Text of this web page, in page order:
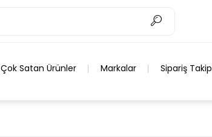
Çok Satan Ürünler Markalar Sipariş Takip